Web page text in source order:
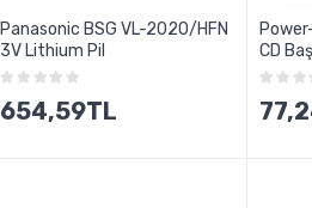
Panasonic BSG VL-2020/HFN
3V Lithium Pil
654,59TL
CD